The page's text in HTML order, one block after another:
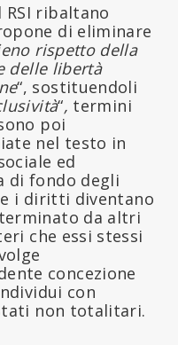
ribaltano
di eliminare
rispetto della
delle libertà
“, sostituendoli
“, termini
poi
nel testo in
ed
di fondo degli
i diritti diventano
da altri
che essi stessi
concezione
con
non totalitari.